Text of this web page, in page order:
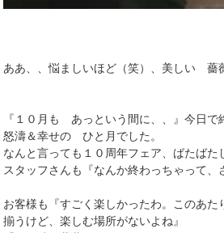
ああ、、悩ましいほど（笑）、美しい 薔
『１０月も あっという間に、、』今日で
怒濤＆幸せの ひと月でした。
なんと言っても１０周年フェア、ばたばた
スタッフさんも『なんか終わっちゃって、
お客様も『すごく楽しかったわ。このあた
揃うけど、楽しむ場所がないよね』